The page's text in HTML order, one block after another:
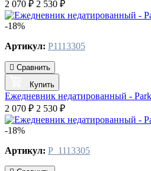
2 070 ₽ 2 530 ₽
-18%
Артикул: P1113305
Сравнить
Купить
Ежедневник недатированный -
2 070 ₽ 2 530 ₽
-18%
Артикул: P_1113305